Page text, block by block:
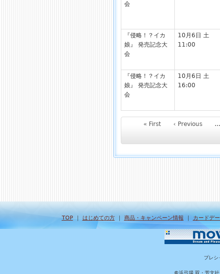
会
『侵略！？イカ
娘』 発売記念大
会
10月6日 土
11:00
『侵略！？イカ
娘』 発売記念大
会
10月6日 土
16:00
« First ‹ Previous …
TOP｜ はじめての方｜ 商品・キャンペーン情報 ｜ カードデ
プレシ
©浜弓場 双・芳文社